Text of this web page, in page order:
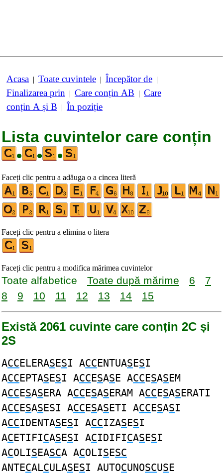
Acasa | Toate cuvintele | Începător de |
Finalizarea prin | Care conțin AB | Care
conțin A și B | În poziție
Lista cuvintelor care conțin
•
• •
Faceți clic pentru a adăuga o a cincea literă
Faceți clic pentru a elimina o litera
Faceți clic pentru a modifica mărimea cuvintelor
Toate alfabetice Toate după mărime 6
7
8
9 10 11 12 13 14 15
Există 2061 cuvinte care conțin 2C și
2S
ACCELERASESI ACCENTUASESI
ACCEPTASESI ACCESASE ACCESASEM
ACCESASERA ACCESASERAM ACCESASERATI
ACCESASESI ACCESASETI ACCESASI
ACCIDENTASESI ACCIZASESI
ACETIFICASESI ACIDIFICASESI
ACOLISEASCA ACOLISESC
ANTECALCULASESI AUTOCUNOSCUSE